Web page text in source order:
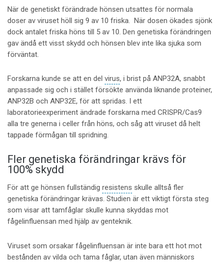
När de genetiskt förändrade hönsen utsattes för normala
doser av viruset höll sig 9 av 10 friska. När dosen ökades sjönk
dock antalet friska höns till 5 av 10. Den genetiska förändringen
gav ändå ett visst skydd och hönsen blev inte lika sjuka som
förväntat.
Forskarna kunde se att en del virus, i brist på ANP32A, snabbt
anpassade sig och i stället försökte använda liknande proteiner,
ANP32B och ANP32E, för att spridas. I ett
laboratorieexperiment ändrade forskarna med CRISPR/Cas9
alla tre generna i celler från höns, och såg att viruset då helt
tappade förmågan till spridning.
Fler genetiska förändringar krävs för
100% skydd
För att ge hönsen fullständig resistens skulle alltså fler
genetiska förändringar krävas. Studien är ett viktigt första steg
som visar att tamfåglar skulle kunna skyddas mot
fågelinfluensan med hjälp av genteknik.
Viruset som orsakar fågelinfluensan är inte bara ett hot mot
bestånden av vilda och tama fåglar, utan även människors